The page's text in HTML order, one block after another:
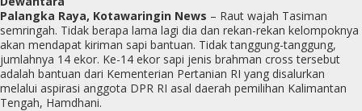
Palangka Raya, Kotawaringin News – Raut wajah Tasiman
semringah. Tidak berapa lama lagi dia dan rekan-rekan kelompoknya
akan mendapat kiriman sapi bantuan. Tidak tanggung-tanggung,
jumlahnya 14 ekor. Ke-14 ekor sapi jenis brahman cross tersebut
adalah bantuan dari Kementerian Pertanian RI yang disalurkan
melalui aspirasi anggota DPR RI asal daerah pemilihan Kalimantan
Tengah, Hamdhani.